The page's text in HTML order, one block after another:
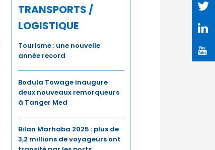
TRANSPORTS /
LOGISTIQUE
Tourisme : une nouvelle
année record
Bodula Towage inaugure
deux nouveaux remorqueurs
à Tanger Med
Bilan Marhaba 2025 : plus de
3,2 millions de voyageurs ont